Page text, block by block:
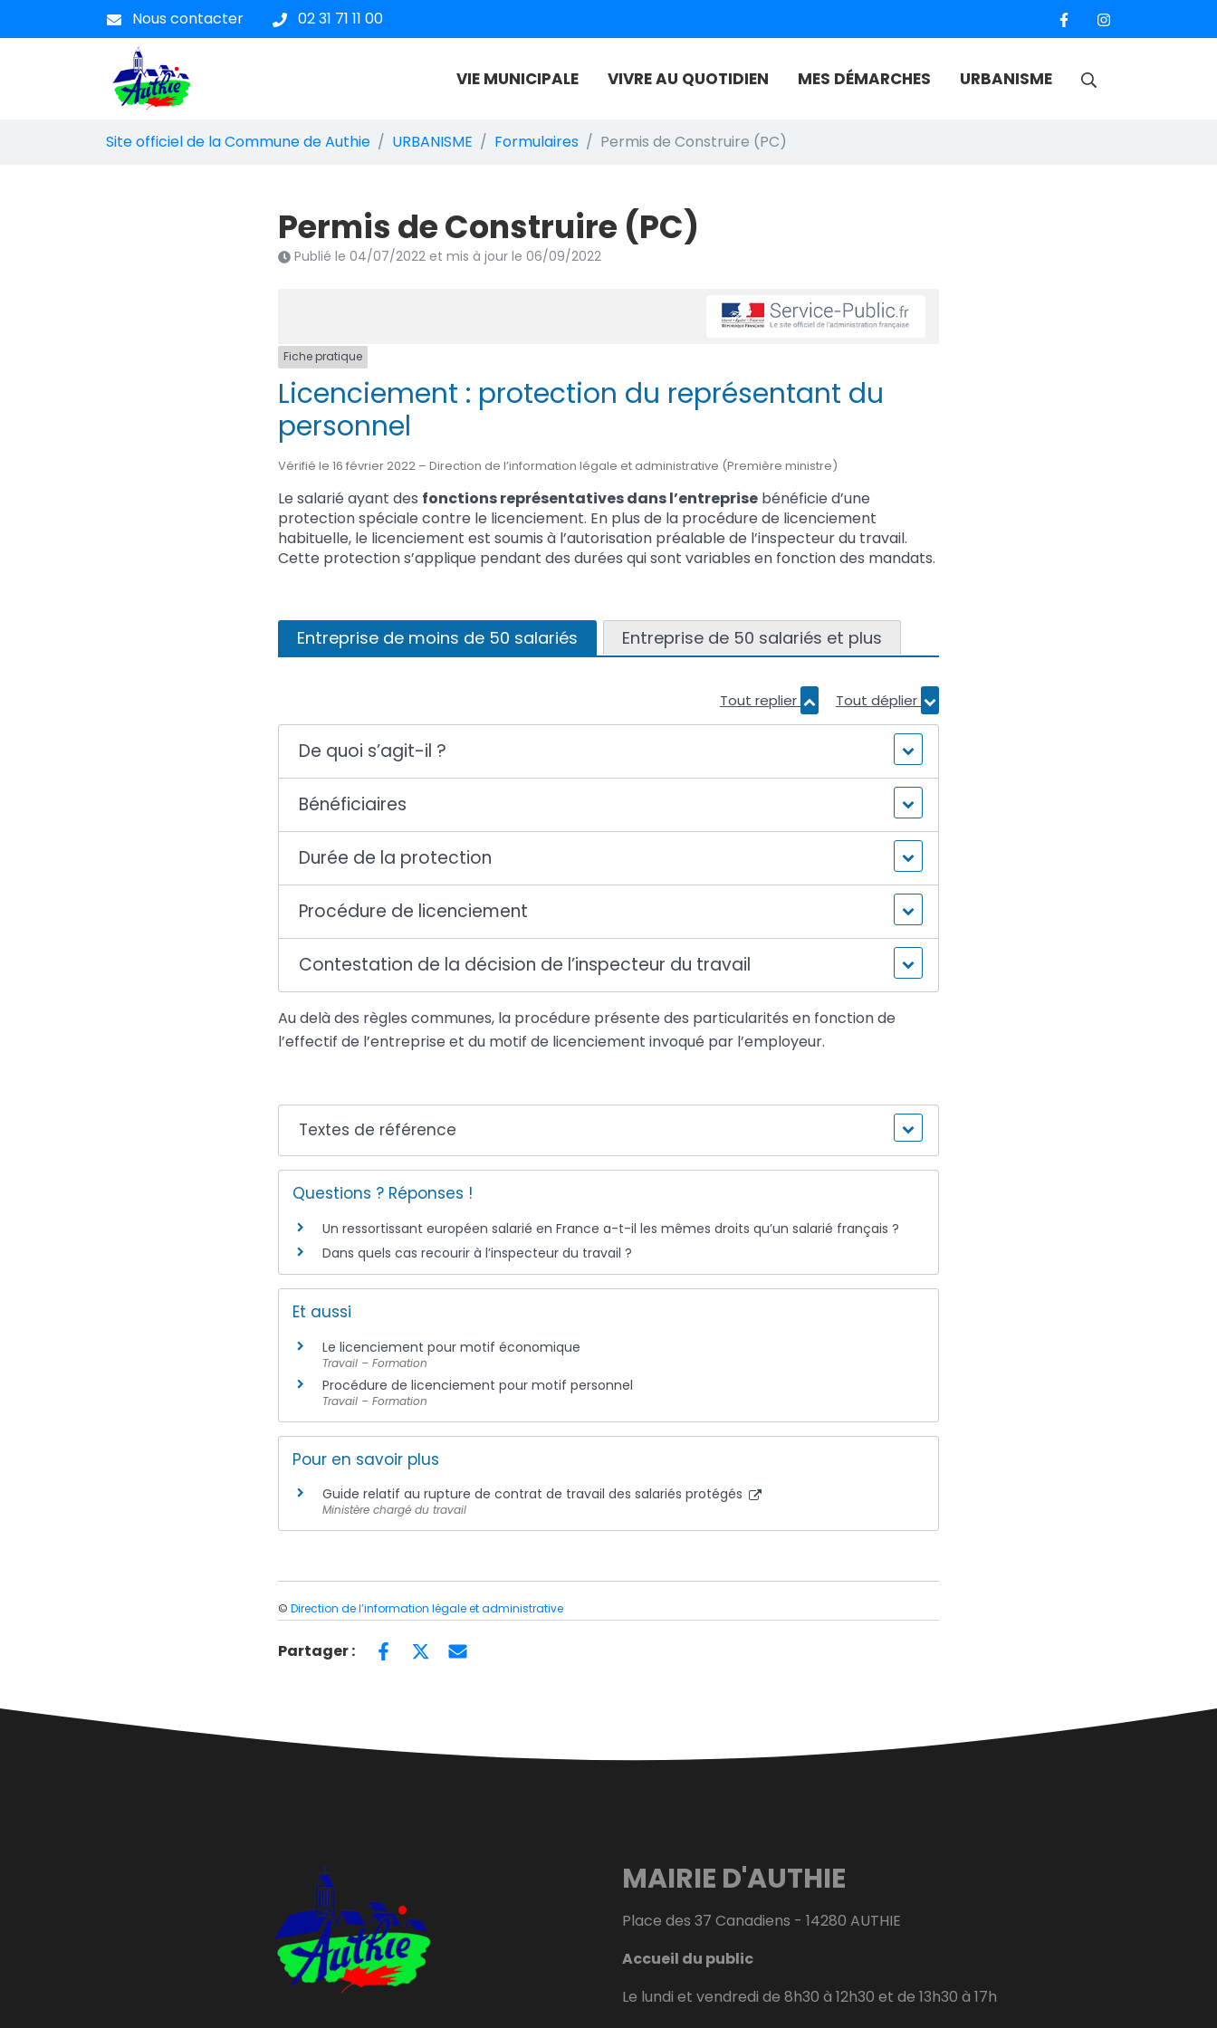
au
Nous contacter 02 31 71 11 00
Site officiel de la Commune de Authie
VIE MUNICIPALE VIVRE AU QUOTIDIEN MES DÉMARCHES URBANISME
Site officiel de la Commune de Authie URBANISME Formulaires Permis de Construire (PC)
Permis de Construire (PC)
Publié le 04/07/2022 et mis à jour le 06/09/2022
Fiche pratique
Licenciement : protection du représentant du
personnel
Vérifié le 16 février 2022 – Direction de l’information légale et administrative (Première ministre)
Le salarié ayant des fonctions représentatives dans l’entreprise bénéficie d’une
protection spéciale contre le licenciement. En plus de la procédure de licenciement
habituelle, le licenciement est soumis à l’autorisation préalable de l’inspecteur du travail.
Cette protection s’applique pendant des durées qui sont variables en fonction des mandats.
Entreprise de moins de 50 salariés Entreprise de 50 salariés et plus
Tout replier Tout déplier
De quoi s’agit-il ?
Bénéficiaires
Durée de la protection
Procédure de licenciement
Contestation de la décision de l’inspecteur du travail
Au delà des règles communes, la procédure présente des particularités en fonction de
l’effectif de l’entreprise et du motif de licenciement invoqué par l’employeur.
Textes de référence
Questions ? Réponses !
Un ressortissant européen salarié en France a-t-il les mêmes droits qu’un salarié français ?
Dans quels cas recourir à l’inspecteur du travail ?
Et aussi
Le licenciement pour motif économique
Travail – Formation
Procédure de licenciement pour motif personnel
Travail – Formation
Pour en savoir plus
Guide relatif au rupture de contrat de travail des salariés protégés
Ministère chargé du travail
© Direction de l’information légale et administrative
Partager :
MAIRIE D'AUTHIE
Place des 37 Canadiens - 14280 AUTHIE
Accueil du public
Le lundi et vendredi de 8h30 à 12h30 et de 13h30 à 17h